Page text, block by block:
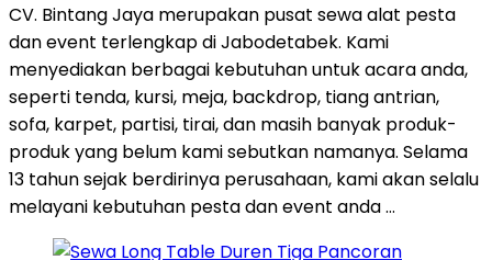
CV. Bintang Jaya merupakan pusat sewa alat pesta
dan event terlengkap di Jabodetabek. Kami
menyediakan berbagai kebutuhan untuk acara anda,
seperti tenda, kursi, meja, backdrop, tiang antrian,
sofa, karpet, partisi, tirai, dan masih banyak produk-
produk yang belum kami sebutkan namanya. Selama
13 tahun sejak berdirinya perusahaan, kami akan selalu
melayani kebutuhan pesta dan event anda …